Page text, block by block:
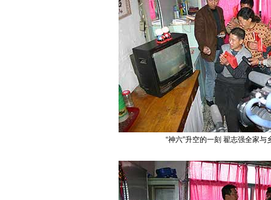
“神六”升空的一刻 翟志强全家与